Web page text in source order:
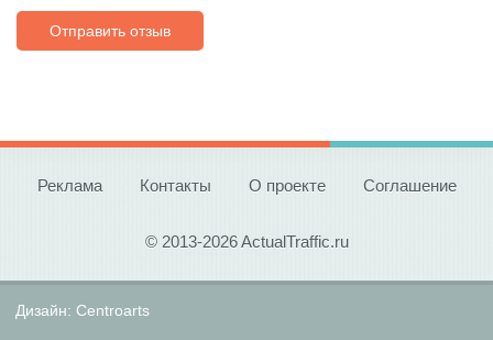
Отправить отзыв
Реклама Контакты О проекте Соглашение
© 2013-2026 ActualTraffic.ru
Дизайн: Centroarts